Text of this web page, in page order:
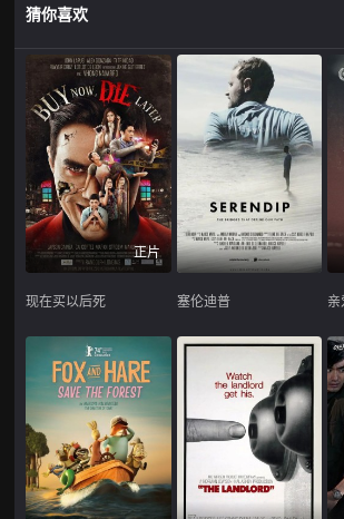
猜你喜欢
正片
现在买以后死 塞伦迪普 亲